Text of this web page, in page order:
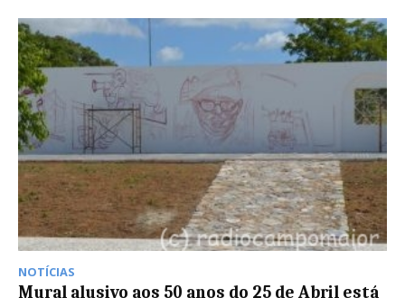
NOTÍCIAS
Mural alusivo aos 50 anos do 25 de Abril está